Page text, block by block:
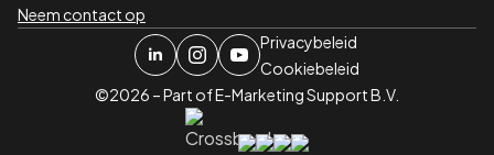
Neem contact op
Privacybeleid
Cookiebeleid
©2026 – Part of E-Marketing Support B.V.